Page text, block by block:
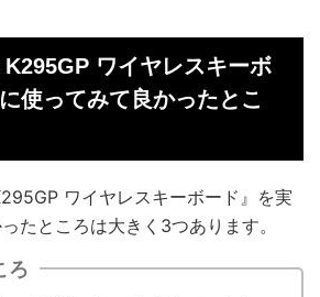
K295GP ワイヤレスキーボ
使ってみて良かったとこ
ワイヤレスキーボード』を実
たところは大きく3つあります。
ろ